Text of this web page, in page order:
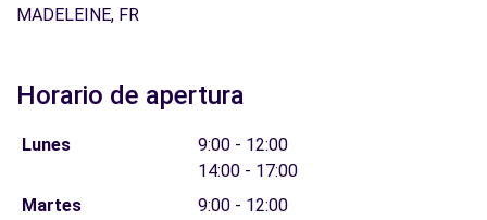
MADELEINE, FR
Horario de apertura
Lunes
9:00 - 12:00
14:00 - 17:00
Martes
9:00 - 12:00